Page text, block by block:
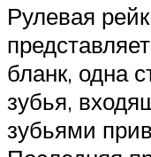
Рулевая
бланк, одна
зубья,
зубьями